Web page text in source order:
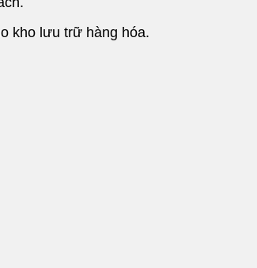
kho lưu trữ hàng hóa.